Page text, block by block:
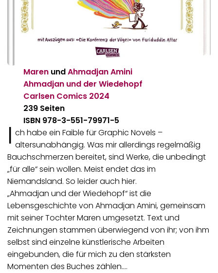
Maren undAhmadjan Amini
Ahmadjan und der Wiedehopf
Carlsen Comics 2024
239 Seiten
ISBN 978-3-551-79971-5
I ch habe ein Faible für Graphic Novels –
altersunabhängig. Was mir allerdings regelmäßig
Bauchschmerzen bereitet, sind Werke, die unbedingt
„für alle“ sein wollen. Meist endet das im
Niemandsland. So leider auch hier.
„Ahmadjan und der Wiedehopf“ ist die
Lebensgeschichte von Ahmadjan Amini, gemeinsam
mit seiner Tochter Maren umgesetzt. Text und
Zeichnungen stammen überwiegend von ihr; von ihm
selbst sind einzelne künstlerische Arbeiten
eingebunden, die für mich zu den stärksten
Momenten des Buches zählen.…